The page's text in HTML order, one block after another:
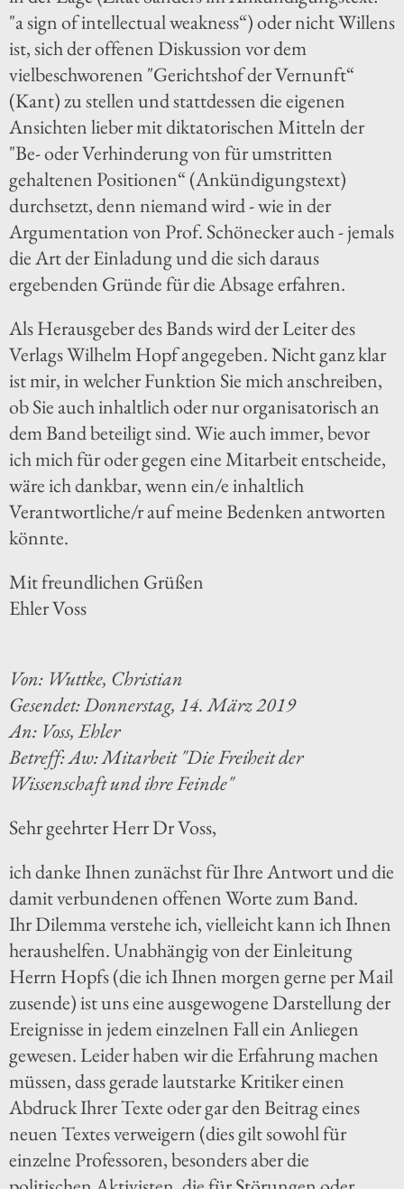
"a sign of intellectual weakness“) oder nicht Willens
ist, sich der offenen Diskussion vor dem
vielbeschworenen "Gerichtshof der Vernunft“
(Kant) zu stellen und stattdessen die eigenen
Ansichten lieber mit diktatorischen Mitteln der
"Be- oder Verhinderung von für umstritten
gehaltenen Positionen“ (Ankündigungstext)
durchsetzt, denn niemand wird - wie in der
Argumentation von Prof. Schönecker auch - jemals
die Art der Einladung und die sich daraus
ergebenden Gründe für die Absage erfahren.
Als Herausgeber des Bands wird der Leiter des
Verlags Wilhelm Hopf angegeben. Nicht ganz klar
ist mir, in welcher Funktion Sie mich anschreiben,
ob Sie auch inhaltlich oder nur organisatorisch an
dem Band beteiligt sind. Wie auch immer, bevor
ich mich für oder gegen eine Mitarbeit entscheide,
wäre ich dankbar, wenn ein/e inhaltlich
Verantwortliche/r auf meine Bedenken antworten
könnte.
Mit freundlichen Grüßen
Ehler Voss
Von: Wuttke, Christian
Gesendet: Donnerstag, 14. März 2019
An: Voss, Ehler
Betreff: Aw: Mitarbeit "Die Freiheit der
Wissenschaft und ihre Feinde"
Sehr geehrter Herr Dr Voss,
ich danke Ihnen zunächst für Ihre Antwort und die
damit verbundenen offenen Worte zum Band.
Ihr Dilemma verstehe ich, vielleicht kann ich Ihnen
heraushelfen. Unabhängig von der Einleitung
Herrn Hopfs (die ich Ihnen morgen gerne per Mail
zusende) ist uns eine ausgewogene Darstellung der
Ereignisse in jedem einzelnen Fall ein Anliegen
gewesen. Leider haben wir die Erfahrung machen
müssen, dass gerade lautstarke Kritiker einen
Abdruck Ihrer Texte oder gar den Beitrag eines
neuen Textes verweigern (dies gilt sowohl für
einzelne Professoren, besonders aber die